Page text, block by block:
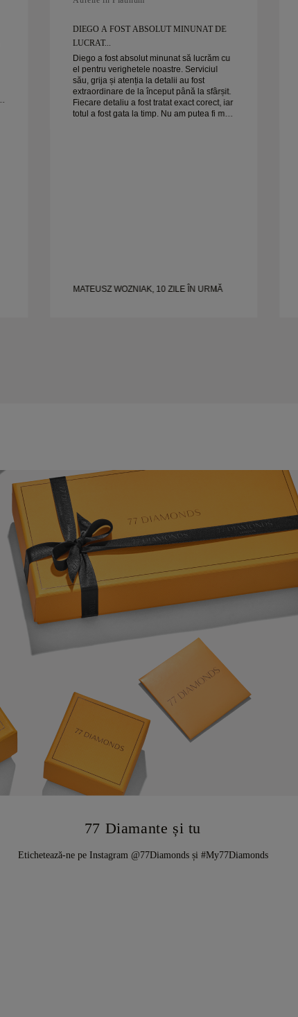
DIEGO A FOST ABSOLUT MINUNAT DE
LUCRAT...
Diego a fost absolut minunat să lucrăm cu
el pentru verighetele noastre. Serviciul
său, grija și atenția la detalii au fost
extraordinare de la început până la sfârșit.
Fiecare detaliu a fost tratat exact corect, iar
totul a fost gata la timp. Nu am putea fi mai
MATEUSZ WOZNIAK, 10 ZILE ÎN URMĂ
77 Diamante și tu
Etichetează-ne pe Instagram @77Diamonds și #My77Diamonds